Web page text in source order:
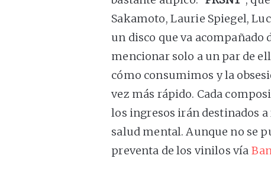
Sakamoto, Laurie Spiegel,
un disco que va
mencionar solo a un par de
cómo consumimos y la
vez más rápido. Cada
los ingresos irán destinados
salud mental. Aunque no se
preventa de los vinilos vía